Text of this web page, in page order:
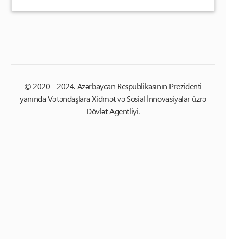
© 2020 - 2024. Azərbaycan Respublikasının Prezidenti
yanında Vətəndaşlara Xidmət və Sosial İnnovasiyalar üzrə
Dövlət Agentliyi.